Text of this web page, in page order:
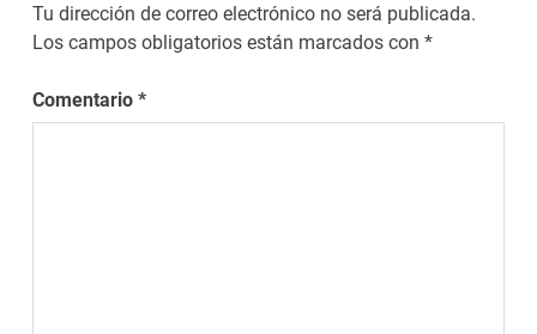
Tu dirección de correo electrónico no será publicada.
Los campos obligatorios están marcados con*
Comentario*